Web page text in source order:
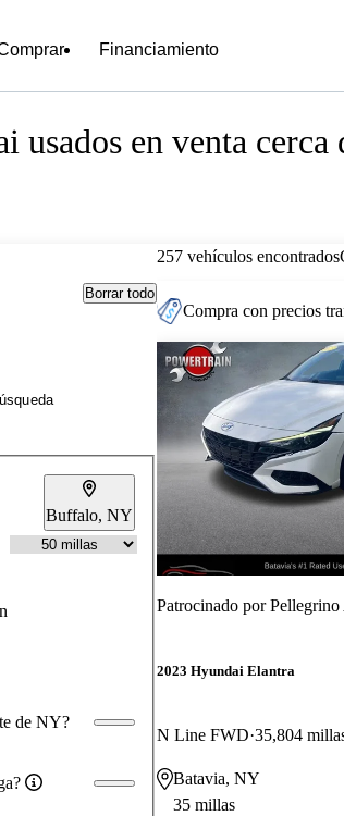
Financiamiento
usados en venta cerca
Borrar todo
Buffalo, NY
de NY?
257 vehículos encontrados
Compra con precios
Patrocinado porPellegrino
2023 Hyundai Elantra
N Line FWD 35,804
Batavia, NY
35 millas